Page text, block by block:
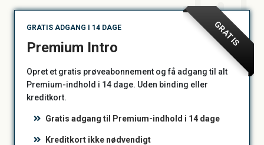
GRATIS
GRATIS ADGANG I 14 DAGE
Premium Intro
Opret et gratis prøveabonnement og få adgang til alt
Premium-indhold i 14 dage. Uden binding eller
kreditkort.
Gratis adgang til Premium-indhold i 14 dage
Kreditkort ikke nødvendigt